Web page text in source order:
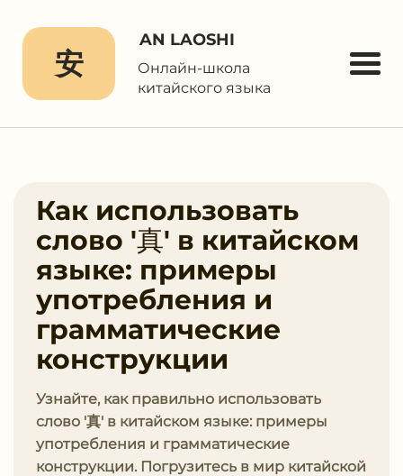
安
AN LAOSHI
Онлайн-школа
китайского языка
Как использовать
слово '真' в китайском
языке: примеры
употребления и
грамматические
конструкции
Узнайте, как правильно использовать
слово '真' в китайском языке: примеры
употребления и грамматические
конструкции. Погрузитесь в мир китайской